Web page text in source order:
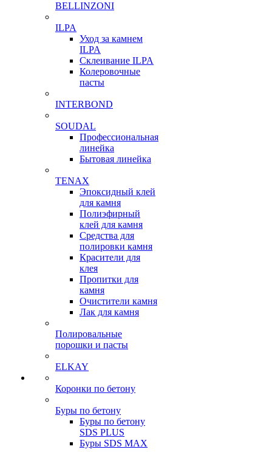
BELLINZONI
ILPA
Уход за камнем
ILPA
Склеивание ILPA
Колеровочные
пасты
INTERBOND
SOUDAL
Профессиональная
линейка
Бытовая линейка
TENAX
Эпоксидный клей
для камня
Полиэфирный
клей для камня
Средства для
полировки камня
Красители для
клея
Пропитки для
камня
Очистители камня
Лак для камня
Полировальные
порошки и пасты
ELKAY
Коронки по бетону
Буры по бетону
Буры по бетону
SDS PLUS
Буры SDS MAX